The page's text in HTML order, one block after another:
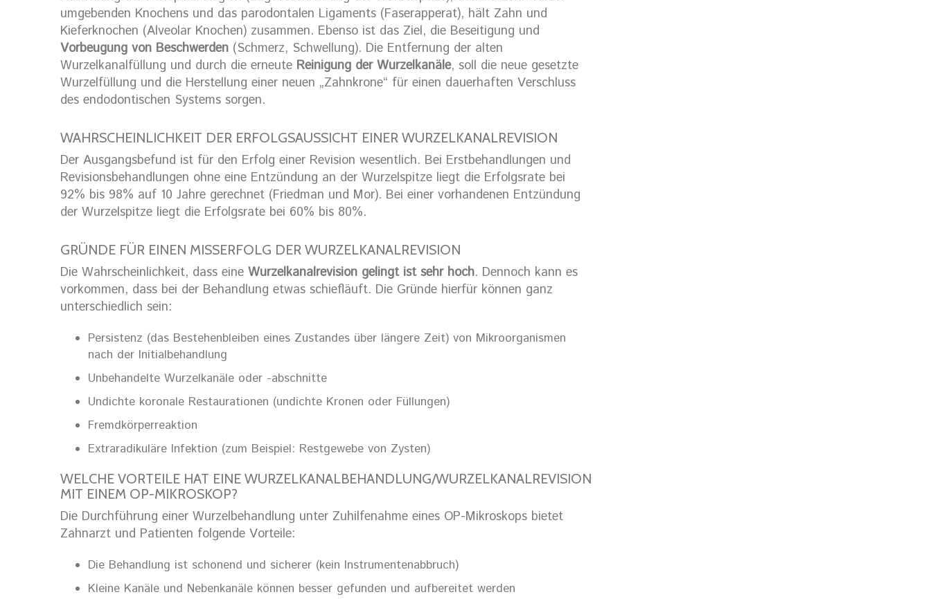
umgebenden Knochens und das parodontalen Ligaments (Faserapperat), hält Zahn und
Kieferknochen (Alveolar Knochen) zusammen. Ebenso ist das Ziel, die Beseitigung und
Vorbeugung von Beschwerden (Schmerz, Schwellung). Die Entfernung der alten
Wurzelkanalfüllung und durch die erneute Reinigung der Wurzelkanäle, soll die neue gesetzte
Wurzelfüllung und die Herstellung einer neuen „Zahnkrone“ für einen dauerhaften Verschluss
des endodontischen Systems sorgen.
WAHRSCHEINLICHKEIT DER ERFOLGSAUSSICHT EINER WURZELKANALREVISION
Der Ausgangsbefund ist für den Erfolg einer Revision wesentlich. Bei Erstbehandlungen und
Revisionsbehandlungen ohne eine Entzündung an der Wurzelspitze liegt die Erfolgsrate bei
92% bis 98% auf 10 Jahre gerechnet (Friedman und Mor). Bei einer vorhandenen Entzündung
der Wurzelspitze liegt die Erfolgsrate bei 60% bis 80%.
GRÜNDE FÜR EINEN MISSERFOLG DER WURZELKANALREVISION
Die Wahrscheinlichkeit, dass eine Wurzelkanalrevision gelingt ist sehr hoch. Dennoch kann es
vorkommen, dass bei der Behandlung etwas schiefläuft. Die Gründe hierfür können ganz
unterschiedlich sein:
Persistenz (das Bestehenbleiben eines Zustandes über längere Zeit) von Mikroorganismen
nach der Initialbehandlung
Unbehandelte Wurzelkanäle oder -abschnitte
Undichte koronale Restaurationen (undichte Kronen oder Füllungen)
Fremdkörperreaktion
Extraradikuläre Infektion (zum Beispiel: Restgewebe von Zysten)
WELCHE VORTEILE HAT EINE WURZELKANALBEHANDLUNG/WURZELKANALREVISION
MIT EINEM OP-MIKROSKOP?
Die Durchführung einer Wurzelbehandlung unter Zuhilfenahme eines OP-Mikroskops bietet
Zahnarzt und Patienten folgende Vorteile:
Die Behandlung ist schonend und sicherer (kein Instrumentenabbruch)
Kleine Kanäle und Nebenkanäle können besser gefunden und aufbereitet werden